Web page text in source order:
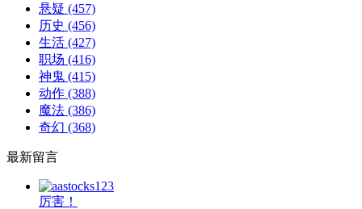
悬疑 (457)
历史 (456)
生活 (427)
职场 (416)
神鬼 (415)
动作 (388)
魔法 (386)
奇幻 (368)
最新留言
厉害！